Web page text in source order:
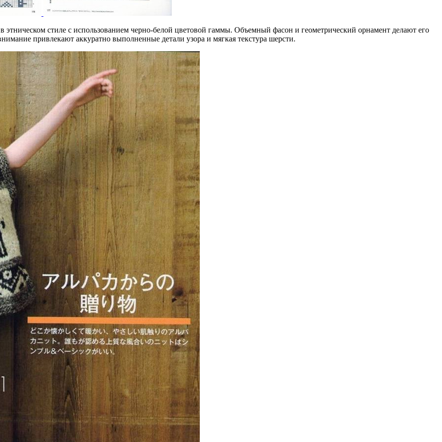
стиле с использованием черно-белой цветовой гаммы. Объемный фасон и геометрический орнамент делают его
привлекают аккуратно выполненные детали узора и мягкая текстура шерсти.